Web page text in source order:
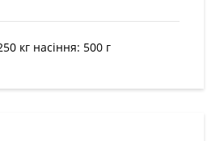
кг насіння: 500 г